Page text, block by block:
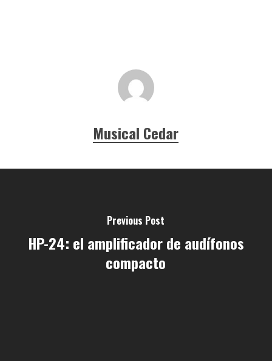
Musical Cedar
Previous Post
HP-24: el amplificador de audífonos
compacto